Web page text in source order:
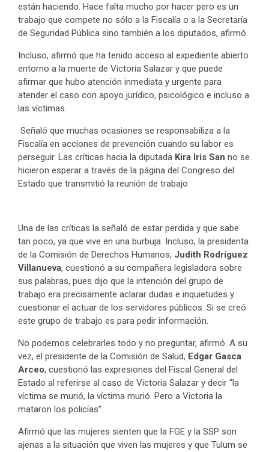
están haciendo. Hace falta mucho por hacer pero es un
trabajo que compete no sólo a la Fiscalía o a la Secretaría
de Seguridad Pública sino también a los diputados, afirmó.
Incluso, afirmó que ha tenido acceso al expediente abierto
entorno a la muerte de Victoria Salazar y que puede
afirmar que hubo atención inmediata y urgente para
atender el caso con apoyo jurídico, psicológico e incluso a
las víctimas.
Señaló que muchas ocasiones se responsabiliza a la
Fiscalía en acciones de prevención cuando su labor es
perseguir. Las críticas hacia la diputada Kira Iris San no se
hicieron esperar a través de la página del Congreso del
Estado que transmitió la reunión de trabajo.
Una de las críticas la señaló de estar perdida y que sabe
tan poco, ya que vive en una burbuja. Incluso, la presidenta
de la Comisión de Derechos Humanos, Judith Rodríguez
Villanueva, cuestionó a su compañera legisladora sobre
sus palabras, pues dijo que la intención del grupo de
trabajo era precisamente aclarar dudas e inquietudes y
cuestionar el actuar de los servidores públicos. Si se creó
este grupo de trabajo es para pedir información.
No podemos celebrarles todo y no preguntar, afirmó. A su
vez, el presidente de la Comisión de Salud, Edgar Gasca
Arceo, cuestionó las expresiones del Fiscal General del
Estado al referirse al caso de Victoria Salazar y decir “la
víctima se murió, la víctima murió. Pero a Victoria la
mataron los policías”.
Afirmó que las mujeres sienten que la FGE y la SSP son
ajenas a la situación que viven las mujeres y que Tulum se